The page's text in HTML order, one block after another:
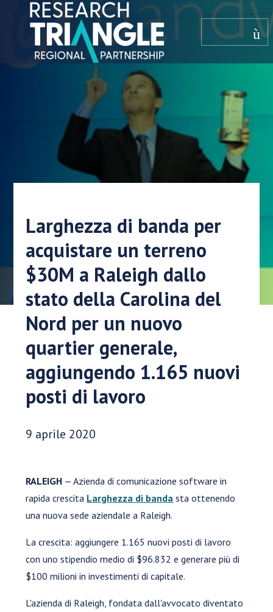
Salta al contenuto
menù
Larghezza di banda per
acquistare un terreno
$30M a Raleigh dallo
stato della Carolina del
Nord per un nuovo
quartier generale,
aggiungendo 1.165 nuovi
posti di lavoro
Data di pubblicazione:
9 aprile 2020
RALEIGH — Azienda di comunicazione software in
rapida crescita Larghezza di banda sta ottenendo
una nuova sede aziendale a Raleigh.
La crescita: aggiungere 1.165 nuovi posti di lavoro
con uno stipendio medio di $96.832 e generare più di
$100 milioni in investimenti di capitale.
L'azienda di Raleigh, fondata dall'avvocato diventato